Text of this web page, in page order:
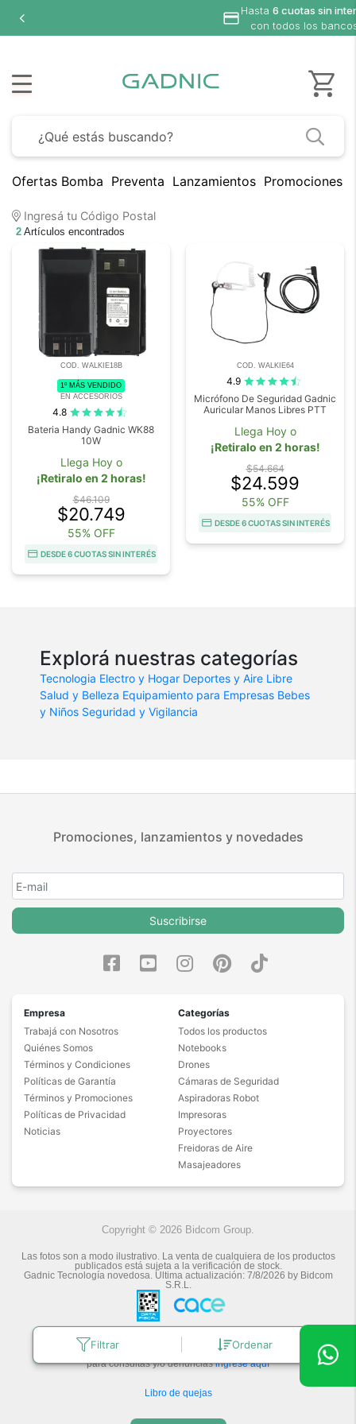
Hasta 6 cuotas sin
con todos los
Ofertas Bomba Preventa Lanzamientos Promociones
Ingresá tu Código Postal
2 Artículos encontrados
Filtrar Ordenar
COD. WALKIE18B
1º MÁS VENDIDO
EN ACCESORIOS
4.8
Bateria Handy Gadnic WK88
10W
Llega Hoy o
¡Retiralo en 2 horas!
$46.109
$20.749
55% OFF
DESDE 6 CUOTAS SIN INTERÉS
COD. WALKIE64
4.9
Micrófono De Seguridad Gadnic
Auricular Manos Libres PTT
Llega Hoy o
¡Retiralo en 2 horas!
$54.664
$24.599
55% OFF
DESDE 6 CUOTAS SIN INTERÉS
Explorá nuestras categorías
Tecnologia Electro y Hogar Deportes y Aire Libre
Salud y Belleza Equipamiento para Empresas Bebes
y Niños Seguridad y Vigilancia
Promociones, lanzamientos y novedades
Suscribirse
Empresa
Trabajá con Nosotros
Quiénes Somos
Términos y Condiciones
Políticas de Garantía
Términos y Promociones
Políticas de Privacidad
Noticias
Categorías
Todos los productos
Notebooks
Drones
Cámaras de Seguridad
Aspiradoras Robot
Impresoras
Proyectores
Freidoras de Aire
Masajeadores
Copyright © 2026 Bidcom Group.
Las fotos son a modo ilustrativo. La venta de cualquiera de los productos
publicados está sujeta a la verificación de stock.
Gadnic Tecnología novedosa.Última actualización: 7/8/2026 by Bidcom
S.R.L.
Botón de arrepentimiento
Defensa de las y los Consumidores
para consultas y/o denunciasingrese aquí
Libro de quejas